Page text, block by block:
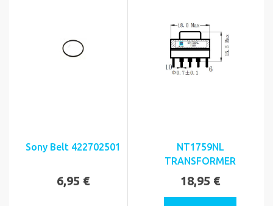
Sony Belt 422702501
6,95 €
NT1759NL
TRANSFORMER
18,95 €